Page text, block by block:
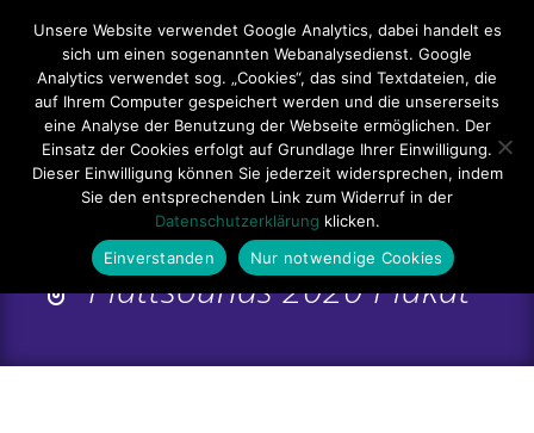
Impressum Datenschutzerklärung
Teilnahmebedingungen
Sitemap
Kontakt
Plattsounds 2020 Plakat
Hauptmenü
Unsere Website verwendet Google Analytics, dabei handelt es
sich um einen sogenannten Webanalysedienst. Google
Analytics verwendet sog. „Cookies“, das sind Textdateien, die
auf Ihrem Computer gespeichert werden und die unsererseits
eine Analyse der Benutzung der Webseite ermöglichen. Der
Einsatz der Cookies erfolgt auf Grundlage Ihrer Einwilligung.
Dieser Einwilligung können Sie jederzeit widersprechen, indem
Sie den entsprechenden Link zum Widerruf in der
Datenschutzerklärung klicken.
Einverstanden
Nur notwendige Cookies